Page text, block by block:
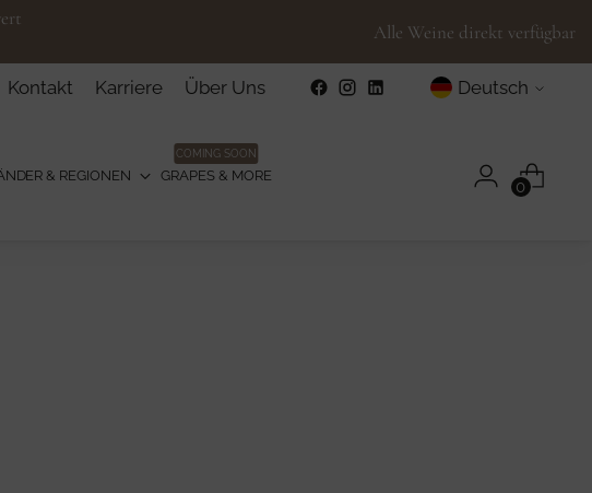
Alle Weine direkt verfügbar
Kontakt Karriere Über Uns Sprache
Deutsch
& REGIONEN
COMING SOON
GRAPES & MORE
0